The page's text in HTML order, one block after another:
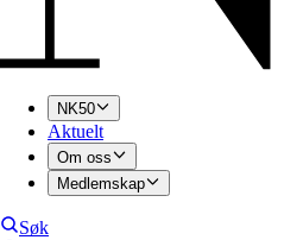
NK50
Aktuelt
Om oss
Medlemskap
Søk